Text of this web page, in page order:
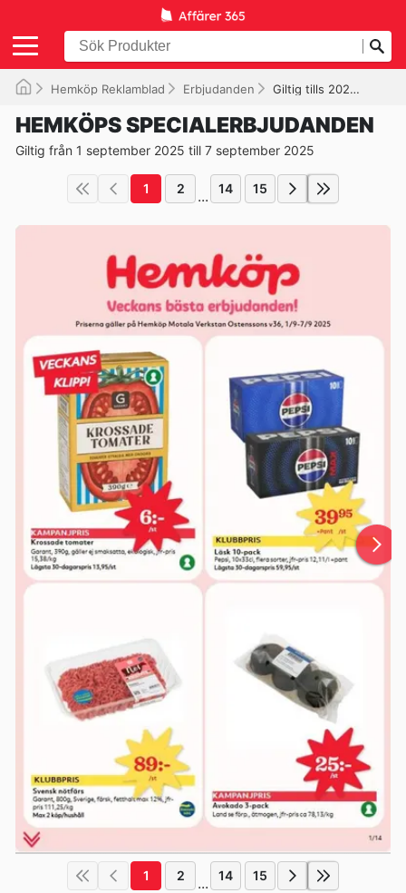
Hemköp Reklamblad Erbjudanden Giltig tills 2025-09-07
HEMKÖPS SPECIALERBJUDANDEN
Giltig från 1 september 2025 till 7 september 2025
1 2 ... 14 15
1 2 ... 14 15